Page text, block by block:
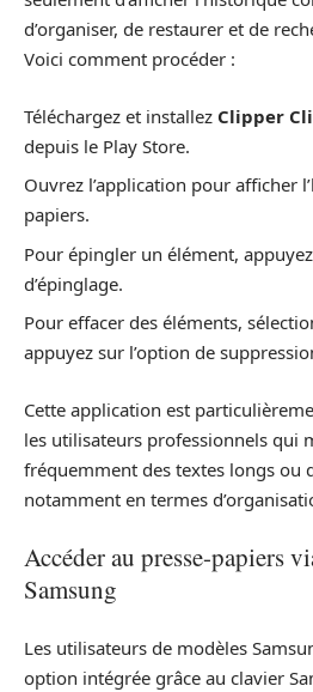
d’organiser, de restaurer et de
Voici comment procéder :
Téléchargez et installez Clipper
depuis le Play Store.
Ouvrez l’application pour afficher
papiers.
Pour épingler un élément,
d’épinglage.
Pour effacer des éléments,
appuyez sur l’option de
Cette application est
les utilisateurs professionnels qui
fréquemment des textes longs ou
notamment en termes
Accéder au presse-papiers
Samsung
Les utilisateurs de modèles
option intégrée grâce au clavier